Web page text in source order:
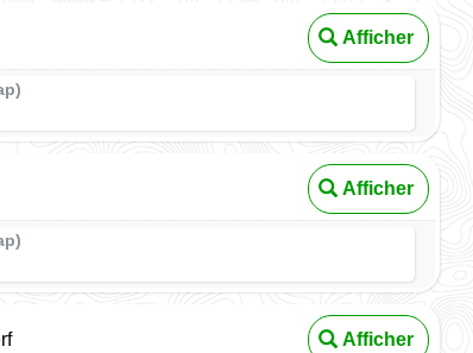
Afficher
Afficher
Afficher